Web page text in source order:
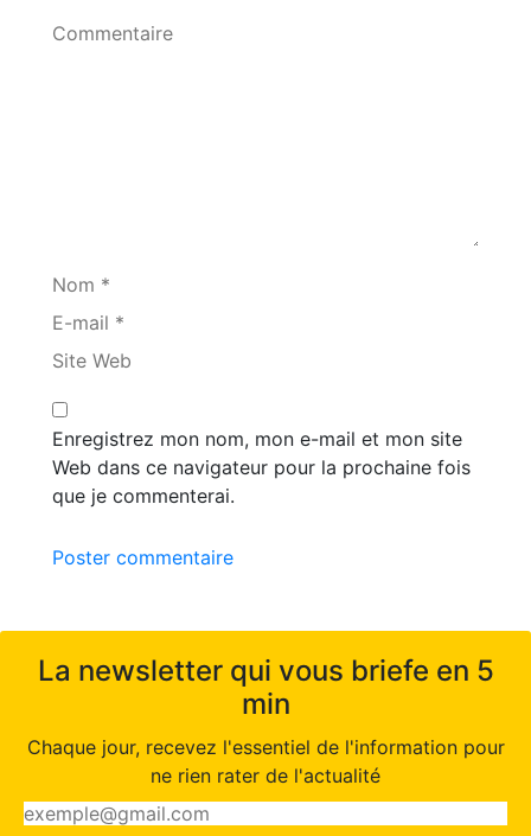
Commentaire
Nom *
E-mail *
Site Web
Enregistrez mon nom, mon e-mail et mon site
Web dans ce navigateur pour la prochaine fois
que je commenterai.
Poster commentaire
La newsletter qui vous briefe en 5
min
Chaque jour, recevez l'essentiel de l'information pour
ne rien rater de l'actualité